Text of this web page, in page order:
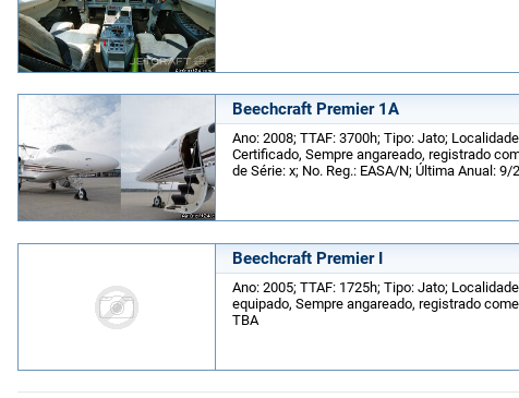
Beechcraft Premier 1A
Ano: 2008; TTAF: 3700h; Tipo: Jato;
Certificado, Sempre angareado, registrado
de Série: x; No. Reg.: EASA/N; Última Anual: 9/
Beechcraft Premier I
Ano: 2005; TTAF: 1725h; Tipo: Jato;
equipado, Sempre angareado, registrado
TBA